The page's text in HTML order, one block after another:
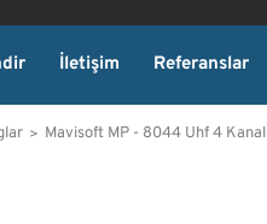
İletişim Referanslar
Mavisoft MP - 8044 Uhf 4